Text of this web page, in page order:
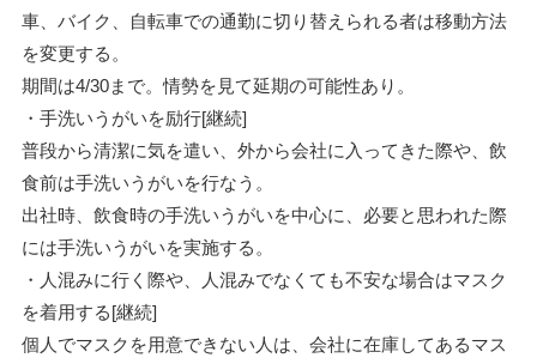
車、バイク、自転車での通勤に切り替えられる者は移動方法
を変更する。
期間は4/30まで。情勢を見て延期の可能性あり。
・手洗いうがいを励行[継続]
普段から清潔に気を遣い、外から会社に入ってきた際や、飲
食前は手洗いうがいを行なう。
出社時、飲食時の手洗いうがいを中心に、必要と思われた際
には手洗いうがいを実施する。
・人混みに行く際や、人混みでなくても不安な場合はマスク
を着用する[継続]
個人でマスクを用意できない人は、会社に在庫してあるマス